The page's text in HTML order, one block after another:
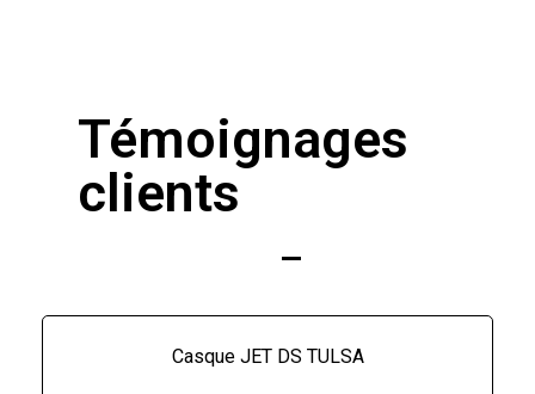
Témoignages
clients
Casque JET DS TULSA